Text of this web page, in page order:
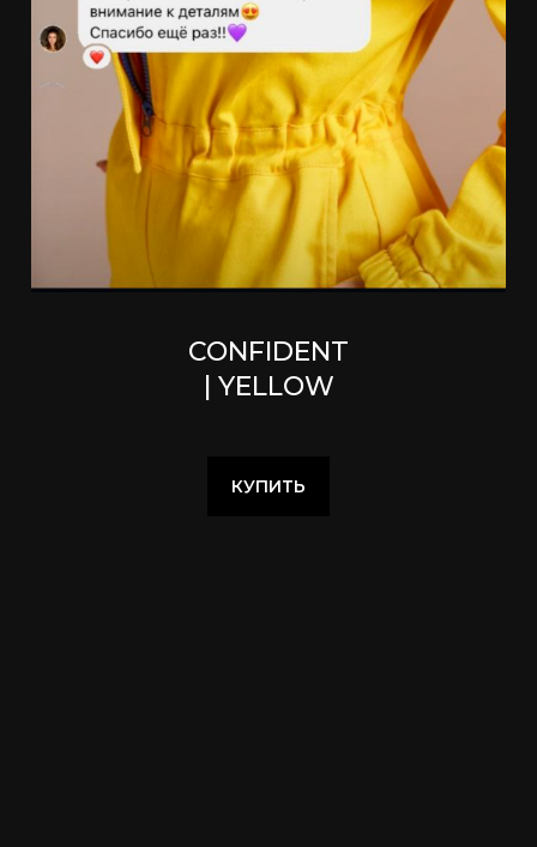
CONFIDENT
| YELLOW
КУПИТЬ